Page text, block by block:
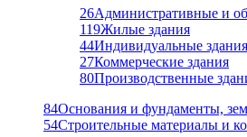
26Административные и
119Жилые здания
44Индивидуальные здания
27Коммерческие здания
80Производственные
84Основания и фундаменты,
54Строительные материалы и